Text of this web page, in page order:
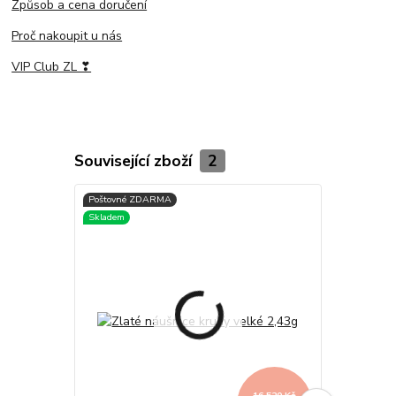
Způsob a cena doručení
Proč nakoupit u nás
VIP Club ZL ❣
Související zboží 2